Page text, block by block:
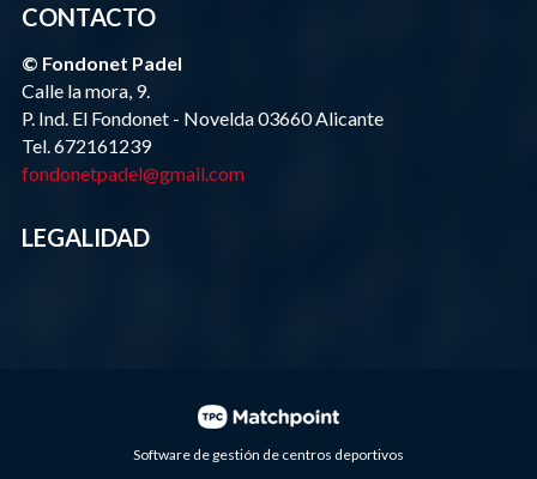
CONTACTO
© Fondonet Padel
Calle la mora, 9.
P. Ind. El Fondonet - Novelda 03660 Alicante
Tel. 672161239
fondonetpadel@gmail.com
LEGALIDAD
Software de gestión de centros deportivos